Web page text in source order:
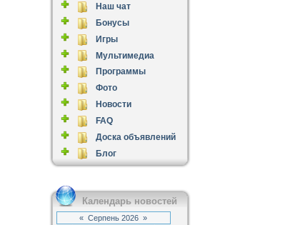
Наш чат
Бонусы
Игры
Мультимедиа
Программы
Фото
Новости
FAQ
Доска объявлений
Блог
Календарь новостей
« Серпень 2026 »